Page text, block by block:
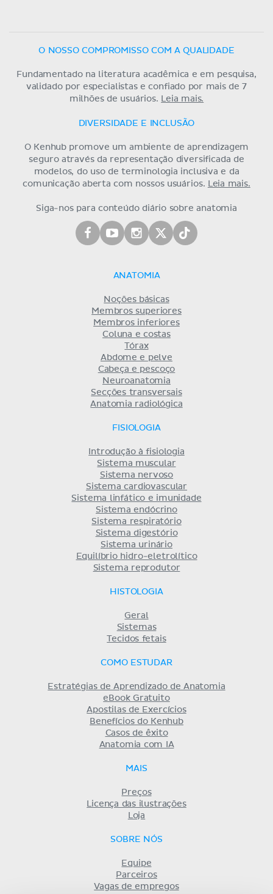
O NOSSO COMPROMISSO COM A QUALIDADE
Fundamentado na literatura acadêmica e em pesquisa,
validado por especialistas e confiado por mais de 7
milhões de usuários. Leia mais.
DIVERSIDADE E INCLUSÃO
O Kenhub promove um ambiente de aprendizagem
seguro através da representação diversificada de
modelos, do uso de terminologia inclusiva e da
comunicação aberta com nossos usuários. Leia mais.
Siga-nos para conteúdo diário sobre anatomia
ANATOMIA
Noções básicas
Membros superiores
Membros inferiores
Coluna e costas
Tórax
Abdome e pelve
Cabeça e pescoço
Neuroanatomia
Secções transversais
Anatomia radiológica
FISIOLOGIA
Introdução à fisiologia
Sistema muscular
Sistema nervoso
Sistema cardiovascular
Sistema linfático e imunidade
Sistema endócrino
Sistema respiratório
Sistema digestório
Sistema urinário
Equilíbrio hidro-eletrolítico
Sistema reprodutor
HISTOLOGIA
Geral
Sistemas
Tecidos fetais
COMO ESTUDAR
Estratégias de Aprendizado de Anatomia
eBook Gratuito
Apostilas de Exercícios
Benefícios do Kenhub
Casos de êxito
Anatomia com IA
MAIS
Preços
Licença das ilustrações
Loja
SOBRE NÓS
Equipe
Parceiros
Vagas de empregos